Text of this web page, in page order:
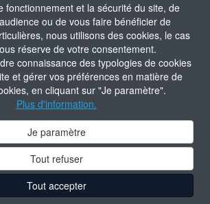
fonctionnement et la sécurité du site, de
ou de vous faire bénéficier de
nous utilisons des cookies, le cas
réserve de votre consentement.
connaissance des typologies de cookies
et gérer vos préférences en matière de
en cliquant sur "Je paramètre".
Plus d'information.
Je paramètre
Tout refuser
Tout accepter